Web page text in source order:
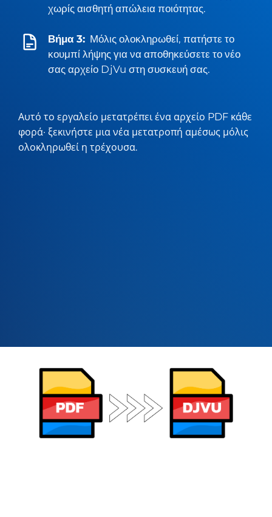
χωρίς αισθητή απώλεια ποιότητας.
Βήμα 3: Μόλις ολοκληρωθεί, πατήστε το
κουμπί λήψης για να αποθηκεύσετε το νέο
σας αρχείο DjVu στη συσκευή σας.
Αυτό το εργαλείο μετατρέπει ένα αρχείο PDF κάθε
φορά· ξεκινήστε μια νέα μετατροπή αμέσως μόλις
ολοκληρωθεί η τρέχουσα.